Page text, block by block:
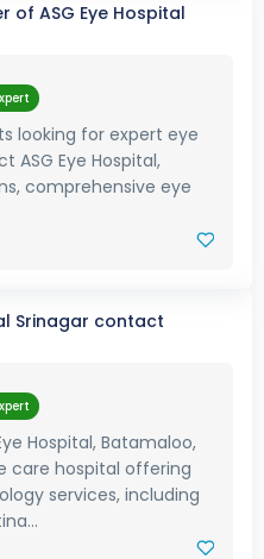
of ASG Eye Hospital
looking for expert eye
ASG Eye Hospital,
comprehensive eye
Srinagar contact
Hospital, Batamaloo,
care hospital offering
services, including